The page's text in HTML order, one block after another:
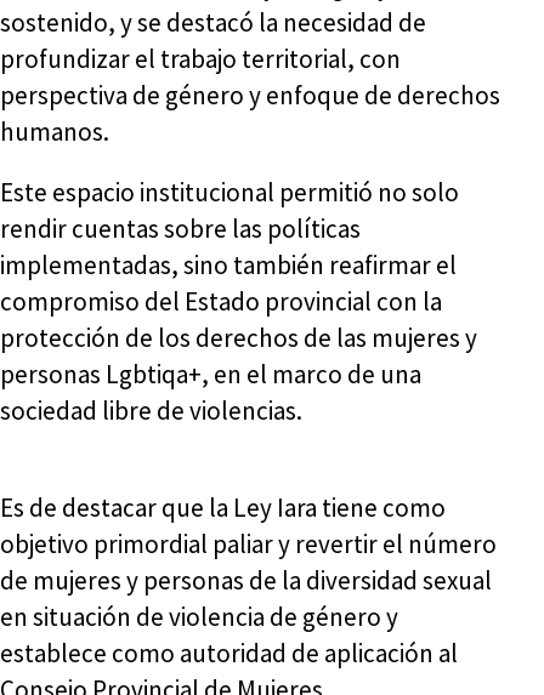
sostenido, y se destacó la necesidad de
profundizar el trabajo territorial, con
perspectiva de género y enfoque de derechos
humanos.
Este espacio institucional permitió no solo
rendir cuentas sobre las políticas
implementadas, sino también reafirmar el
compromiso del Estado provincial con la
protección de los derechos de las mujeres y
personas Lgbtiqa+, en el marco de una
sociedad libre de violencias.
Es de destacar que la Ley Iara tiene como
objetivo primordial paliar y revertir el número
de mujeres y personas de la diversidad sexual
en situación de violencia de género y
establece como autoridad de aplicación al